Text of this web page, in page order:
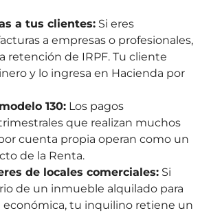
a tus clientes: Si eres
a empresas o profesionales,
retención de IRPF. Tu cliente
y lo ingresa en Hacienda por
130: Los pagos
que realizan muchos
cuenta propia operan como un
de la Renta.
de locales comerciales: Si
de un inmueble alquilado para
económica, tu inquilino retiene un